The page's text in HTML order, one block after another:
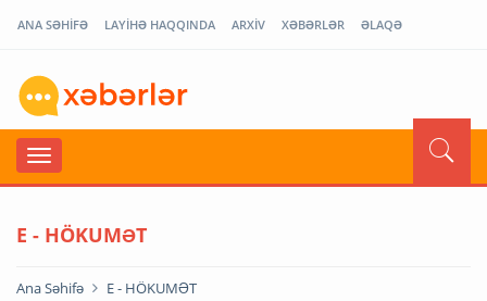
ANA SƏHİFƏ LAYİHƏ HAQQINDA ARXİV XƏBƏRLƏR ƏLAQƏ
E - HÖKUMƏT
Ana Səhifə E - HÖKUMƏT